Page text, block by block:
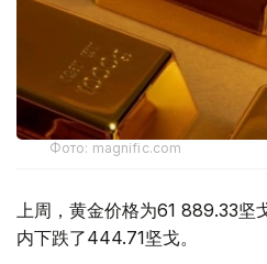
Фото: magnific.com
上周，黄金价格为61 889.33坚
内下跌了444.71坚戈。